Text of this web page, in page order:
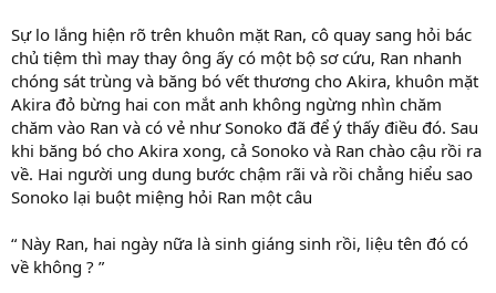
Sự lo lắng hiện rõ trên khuôn mặt Ran, cô quay sang hỏi bác
chủ tiệm thì may thay ông ấy có một bộ sơ cứu, Ran nhanh
chóng sát trùng và băng bó vết thương cho Akira, khuôn mặt
Akira đỏ bừng hai con mắt anh không ngừng nhìn chăm
chăm vào Ran và có vẻ như Sonoko đã để ý thấy điều đó. Sau
khi băng bó cho Akira xong, cả Sonoko và Ran chào cậu rồi ra
về. Hai người ung dung bước chậm rãi và rồi chẳng hiểu sao
Sonoko lại buột miệng hỏi Ran một câu
“ Này Ran, hai ngày nữa là sinh giáng sinh rồi, liệu tên đó có
về không ? ”